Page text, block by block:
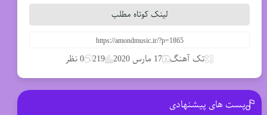
لینک کوتاه مطلب
تک آهنگ 17 مارس 2020 219 0 نظر
پست های پیشنهادی